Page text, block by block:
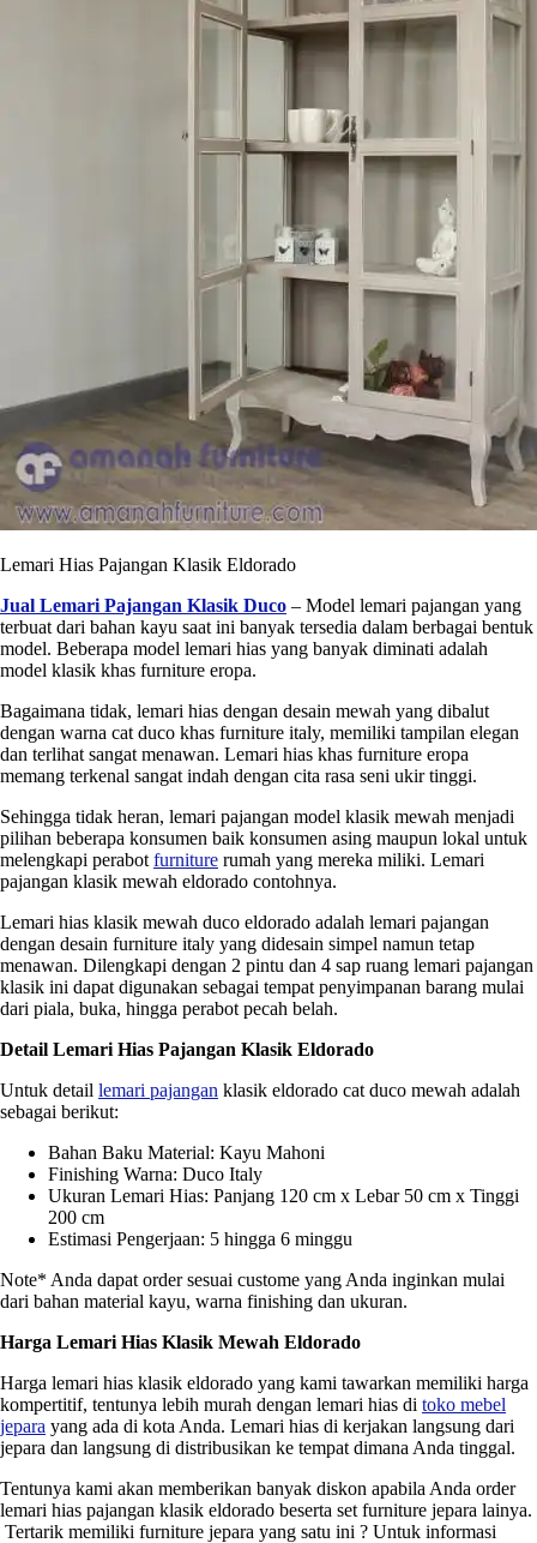
Lemari Hias Pajangan Klasik Eldorado
Jual Lemari Pajangan Klasik Duco – Model lemari pajangan yang
terbuat dari bahan kayu saat ini banyak tersedia dalam berbagai bentuk
model. Beberapa model lemari hias yang banyak diminati adalah
model klasik khas furniture eropa.
Bagaimana tidak, lemari hias dengan desain mewah yang dibalut
dengan warna cat duco khas furniture italy, memiliki tampilan elegan
dan terlihat sangat menawan. Lemari hias khas furniture eropa
memang terkenal sangat indah dengan cita rasa seni ukir tinggi.
Sehingga tidak heran, lemari pajangan model klasik mewah menjadi
pilihan beberapa konsumen baik konsumen asing maupun lokal untuk
melengkapi perabot furniture rumah yang mereka miliki. Lemari
pajangan klasik mewah eldorado contohnya.
Lemari hias klasik mewah duco eldorado adalah lemari pajangan
dengan desain furniture italy yang didesain simpel namun tetap
menawan. Dilengkapi dengan 2 pintu dan 4 sap ruang lemari pajangan
klasik ini dapat digunakan sebagai tempat penyimpanan barang mulai
dari piala, buka, hingga perabot pecah belah.
Detail Lemari Hias Pajangan Klasik Eldorado
Untuk detail lemari pajangan klasik eldorado cat duco mewah adalah
sebagai berikut:
Bahan Baku Material: Kayu Mahoni
Finishing Warna: Duco Italy
Ukuran Lemari Hias: Panjang 120 cm x Lebar 50 cm x Tinggi
200 cm
Estimasi Pengerjaan: 5 hingga 6 minggu
Note* Anda dapat order sesuai custome yang Anda inginkan mulai
dari bahan material kayu, warna finishing dan ukuran.
Harga Lemari Hias Klasik Mewah Eldorado
Harga lemari hias klasik eldorado yang kami tawarkan memiliki harga
kompertitif, tentunya lebih murah dengan lemari hias di toko mebel
jepara yang ada di kota Anda. Lemari hias di kerjakan langsung dari
jepara dan langsung di distribusikan ke tempat dimana Anda tinggal.
Tentunya kami akan memberikan banyak diskon apabila Anda order
lemari hias pajangan klasik eldorado beserta set furniture jepara lainya.
Tertarik memiliki furniture jepara yang satu ini ? Untuk informasi